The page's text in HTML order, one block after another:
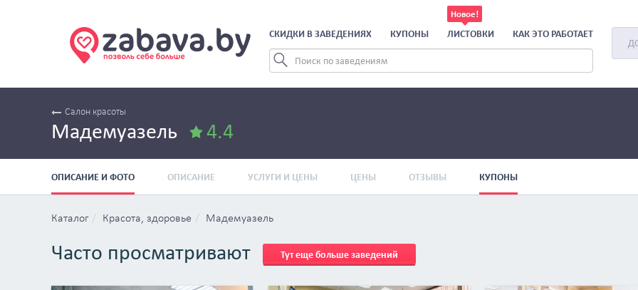
СКИДКИ В ЗАВЕДЕНИЯХ КУПОНЫ ЛИСТОВКИ КАК ЭТО РАБОТАЕТ
Салон красоты
Мадемуазель 4.4
ОПИСАНИЕ И ФОТО ОПИСАНИЕ УСЛУГИ И ЦЕНЫ ЦЕНЫ ОТЗЫВЫ КУПОНЫ
Каталог Красота, здоровье Мадемуазель
Часто просматривают Тут еще больше заведений